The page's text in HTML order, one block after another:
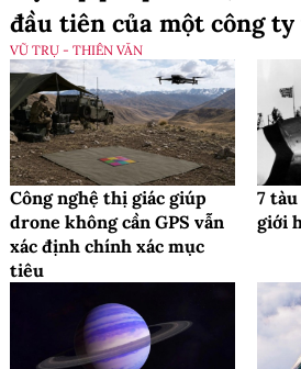
đầu tiên của một công
VŨ TRỤ - THIÊN VĂN
Công nghệ thị giác giúp
drone không cần GPS vẫn
xác định chính xác mục
tiêu
7
giới